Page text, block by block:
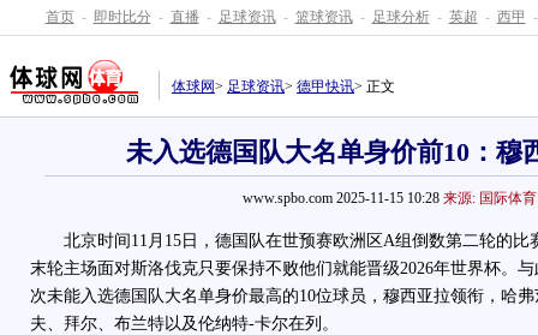
首页 - 即时比分 - 直播 - 足球资讯 - 篮球资讯 - 足球分析 - 英超 - 西甲 -
体球网> 足球资讯> 德甲快讯> 正文
未入选德国队大名单身价前10：穆
www.spbo.com 2025-11-15 10:28 来源: 国际体育
北京时间11月15日，德国队在世预赛欧洲区A组倒数第二轮的比
末轮主场面对斯洛伐克只要保持不败他们就能晋级2026年世界杯。
次未能入选德国队大名单身价最高的10位球员，穆西亚拉领衔，哈
夫、拜尔、布兰特以及伦纳特-卡尔在列。